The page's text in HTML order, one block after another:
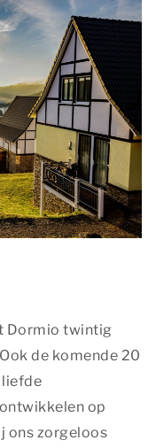
Dormio twintig
de komende 20
liefde
op
ons zorgeloos